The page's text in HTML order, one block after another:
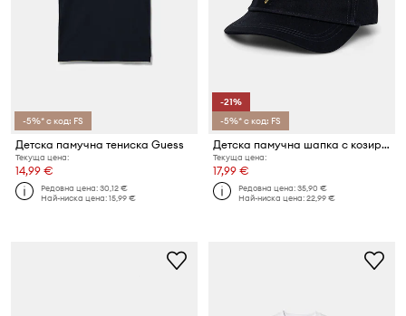
-5%* с код: FS
Детска памучна тениска Guess
Текуща цена:
14,99 €
Редовна цена:30,12 €
Най-ниска цена:15,99 €
-21%
-5%* с код: FS
Детска памучна шапка с козирка Guess
Текуща цена:
17,99 €
Редовна цена:35,90 €
Най-ниска цена:22,99 €